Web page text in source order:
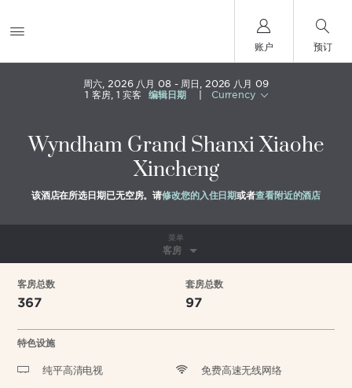
账户 预订
周六, 2026 八月 08
周日, 2026 八月 09
1 客房, 1 宾客 编辑日期 Currency
Wyndham Grand Shanxi Xiaohe
Xincheng
该酒店在所选日期已无空房。请修改您的入住日期或者查看附近的酒店
菜单
客房
客房总数 套房总数
367 97
特色设施
纯平高清电视 免费高速无线网络